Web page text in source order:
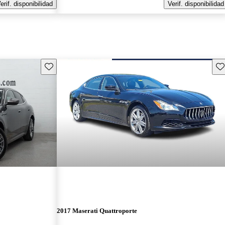
disponibilidad Verif. disponibilidad
Guarda este Aviso
2017 Maserati Quattroporte